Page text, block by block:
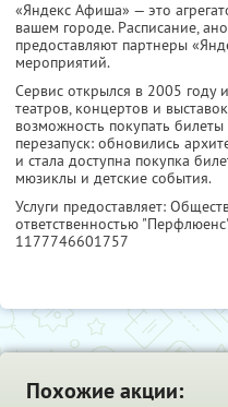
«Яндекс Афиша» — это
вашем городе. Расписание,
предоставляют партнеры
мероприятий.
Сервис открылся в 2005 году
театров, концертов и
возможность покупать
перезапуск: обновились
и стала доступна покупка
мюзиклы и детские события.
Услуги предоставляет:
ответственностью
1177746601757
Похожие акции: